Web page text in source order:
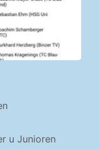
u Junioren